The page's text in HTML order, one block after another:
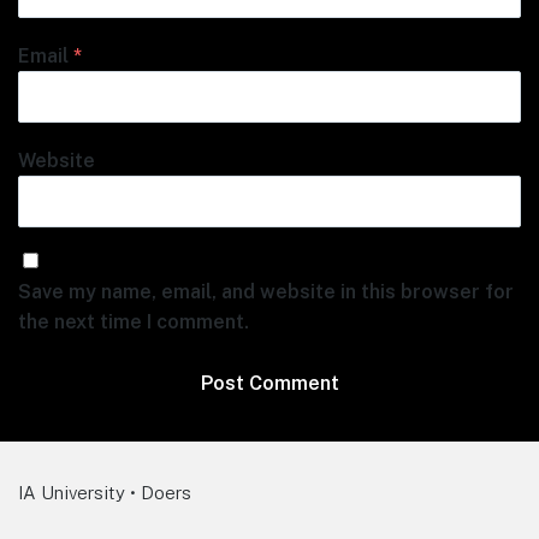
Email *
Website
Save my name, email, and website in this browser for
the next time I comment.
IA University • Doers